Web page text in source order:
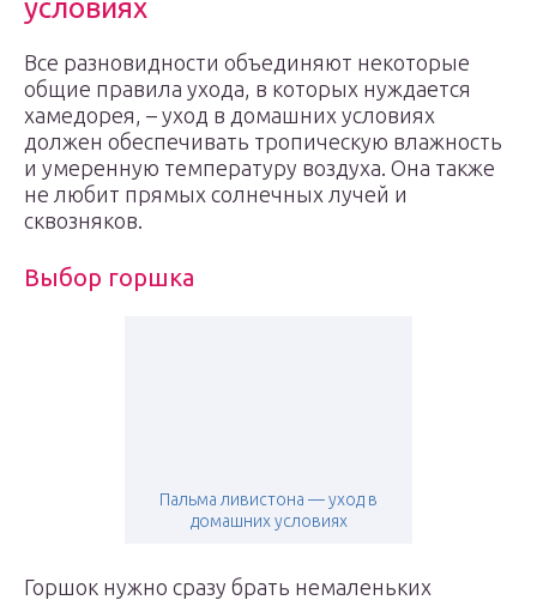
условиях
Все разновидности объединяют некоторые
общие правила ухода, в которых нуждается
хамедорея, – уход в домашних условиях
должен обеспечивать тропическую влажность
и умеренную температуру воздуха. Она также
не любит прямых солнечных лучей и
сквозняков.
Выбор горшка
Пальма ливистона — уход в
домашних условиях
Горшок нужно сразу брать немаленьких